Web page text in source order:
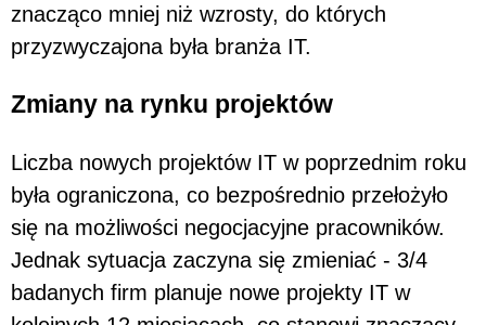
znacząco mniej niż wzrosty, do których
przyzwyczajona była branża IT.
Zmiany na rynku projektów
Liczba nowych projektów IT w poprzednim roku
była ograniczona, co bezpośrednio przełożyło
się na możliwości negocjacyjne pracowników.
Jednak sytuacja zaczyna się zmieniać - 3/4
badanych firm planuje nowe projekty IT w